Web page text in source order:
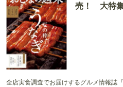
売！ 大特集
全店実食調査でお届けするグルメ情報誌